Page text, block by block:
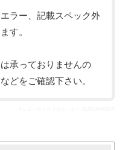
ラー、記載スペック外
す。
承っておりませんの
どをご確認下さい。